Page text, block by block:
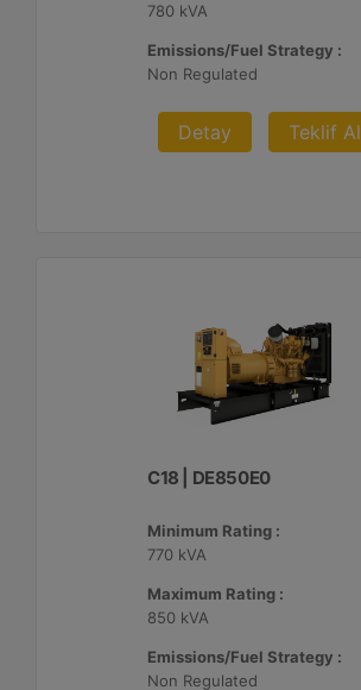
780 kVA
Emissions/Fuel Strategy :
Non Regulated
Detay Teklif Al
C18 | DE850E0
Minimum Rating :
770 kVA
Maximum Rating :
850 kVA
Emissions/Fuel Strategy :
Non Regulated